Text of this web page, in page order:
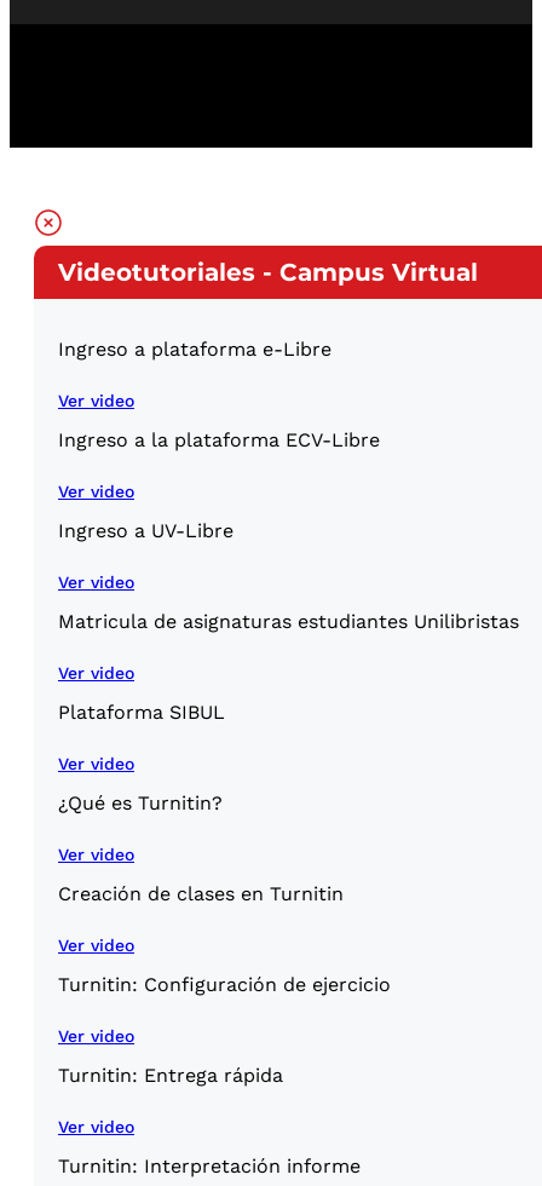
Videotutoriales - Campus Virtual
Ingreso a plataforma e-Libre
Ver video
Ingreso a la plataforma ECV-Libre
Ver video
Ingreso a UV-Libre
Ver video
Matricula de asignaturas estudiantes Unilibristas
Ver video
Plataforma SIBUL
Ver video
¿Qué es Turnitin?
Ver video
Creación de clases en Turnitin
Ver video
Turnitin: Configuración de ejercicio
Ver video
Turnitin: Entrega rápida
Ver video
Turnitin: Interpretación informe